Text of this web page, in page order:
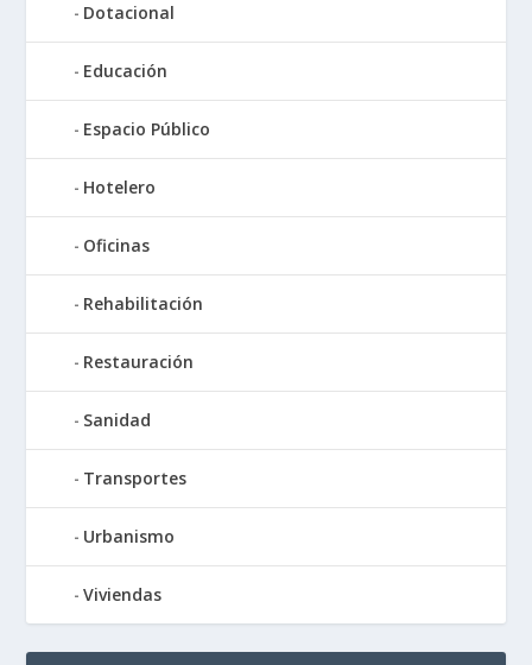
Dotacional
Educación
Espacio Público
Hotelero
Oficinas
Rehabilitación
Restauración
Sanidad
Transportes
Urbanismo
Viviendas